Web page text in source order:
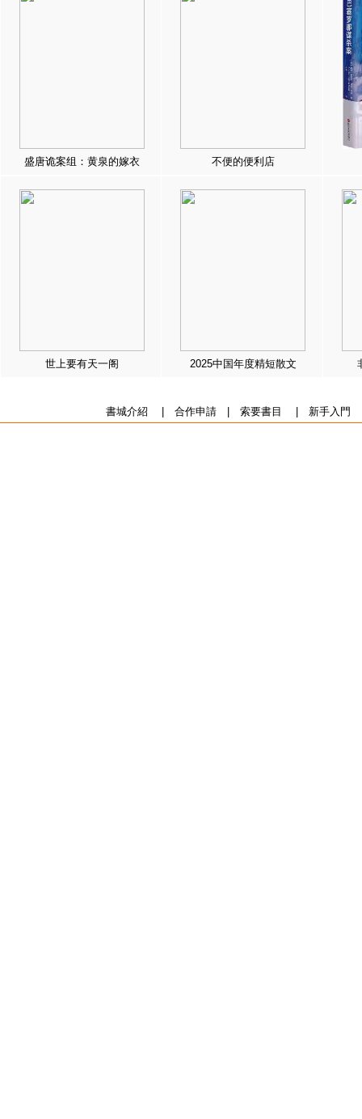
盛唐诡案组：黄泉的嫁衣 不便的便利店
世上要有天一阁 2025中国年度精短散文
書城介紹 合作申請| 索要書目 新手入門